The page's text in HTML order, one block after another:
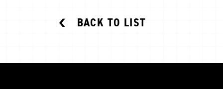
BACK TO LIST